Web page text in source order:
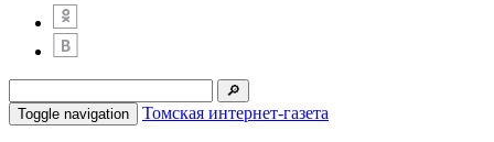
Toggle navigation Томская интернет-газета